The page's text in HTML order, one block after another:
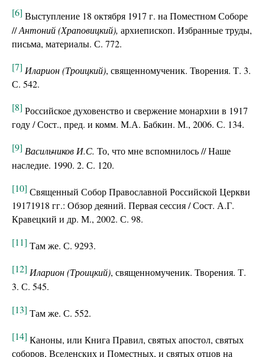
[6] Выступление 18 октября 1917 г. на Поместном Соборе
//Антоний (Храповицкий), архиепископ. Избранные труды,
письма, материалы. С. 772.
[7] Иларион (Троицкий), священномученик. Творения. Т. 3.
С. 542.
[8] Российское духовенство и свержение монархии в 1917
году / Сост., пред. и комм. М.А. Бабкин. М., 2006. С. 134.
[9] Васильчиков И.С. То, что мне вспомнилось // Наше
наследие. 1990. 2. С. 120.
[10] Священный Собор Православной Российской Церкви
19171918 гг.: Обзор деяний. Первая сессия / Сост. А.Г.
Кравецкий и др. М., 2002. С. 98.
[11] Там же. С. 9293.
[12] Иларион (Троицкий), священномученик. Творения. Т.
3. С. 545.
[13] Там же. С. 552.
[14] Каноны, или Книга Правил, святых апостол, святых
соборов, Вселенских и Поместных, и святых отцов на